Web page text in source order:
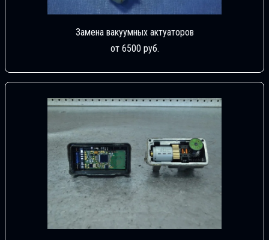
Замена вакуумных актуаторов
от 6500 руб.